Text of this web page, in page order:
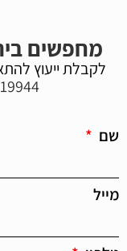
מחפשים
לקבלת ייעוץ
שם
מייל